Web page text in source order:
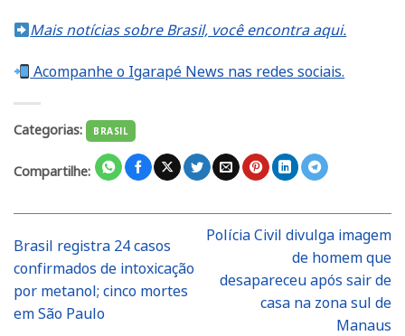
Mais notícias sobre Brasil, você encontra aqui.
Acompanhe o Igarapé News nas redes sociais.
Categorias: BRASIL
Compartilhe:
Brasil registra 24 casos
confirmados de intoxicação
por metanol; cinco mortes
em São Paulo
Polícia Civil divulga imagem
de homem que
desapareceu após sair de
casa na zona sul de
Manaus